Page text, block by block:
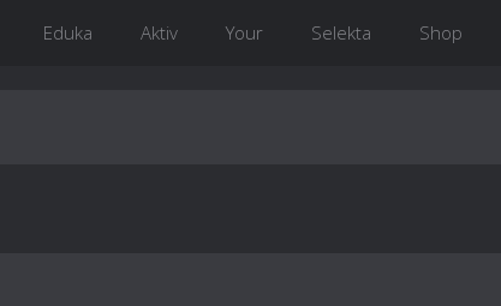
Eduka Aktiv Your Selekta Shop